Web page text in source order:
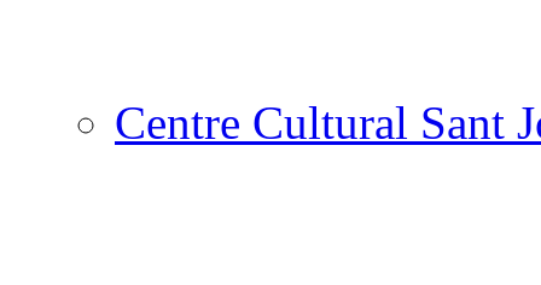
Centre Cultural Sant